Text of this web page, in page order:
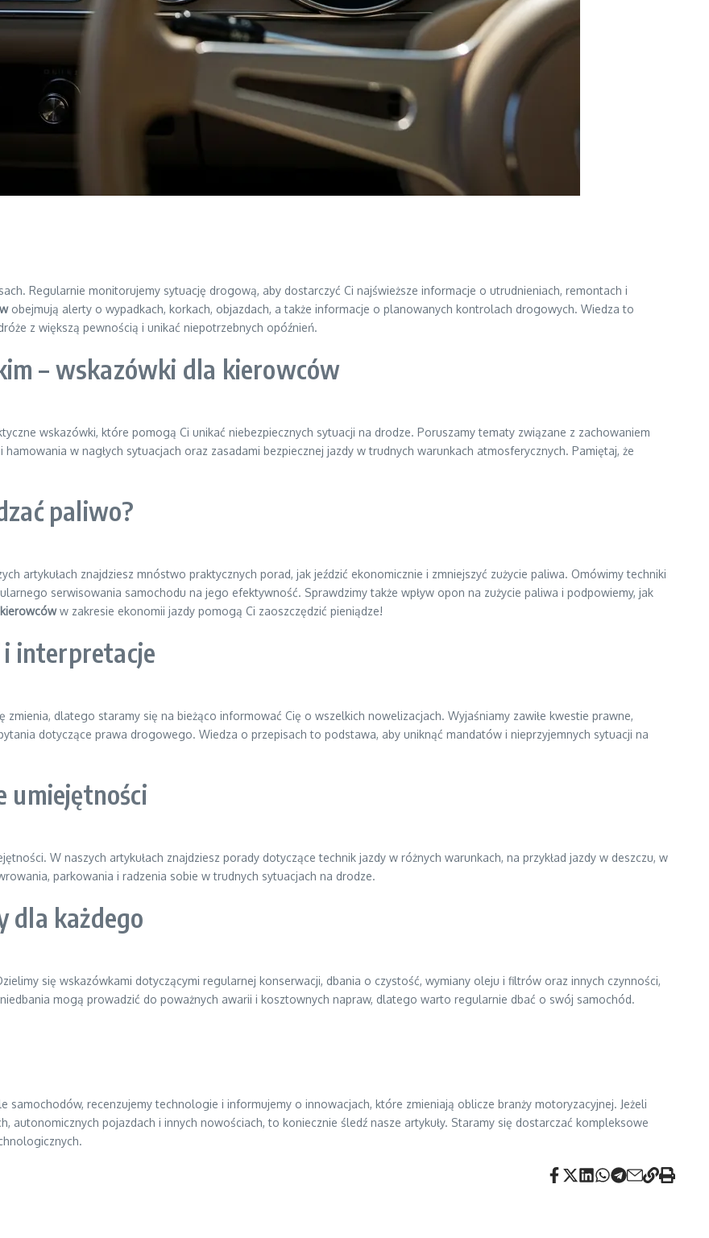
Regularnie monitorujemy sytuację drogową, aby dostarczyć Ci najświeższe informacje o utrudnieniach, remontach i
obejmują alerty o wypadkach, korkach, objazdach, a także informacje o planowanych kontrolach drogowych. Wiedza to
z większą pewnością i unikać niepotrzebnych opóźnień.
– wskazówki dla kierowców
wskazówki, które pomogą Ci unikać niebezpiecznych sytuacji na drodze. Poruszamy tematy związane z zachowaniem
w nagłych sytuacjach oraz zasadami bezpiecznej jazdy w trudnych warunkach atmosferycznych. Pamiętaj, że
paliwo?
artykułach znajdziesz mnóstwo praktycznych porad, jak jeździć ekonomicznie i zmniejszyć zużycie paliwa. Omówimy techniki
serwisowania samochodu na jego efektywność. Sprawdzimy także wpływ opon na zużycie paliwa i podpowiemy, jak
w zakresie ekonomii jazdy pomogą Ci zaoszczędzić pieniądze!
interpretacje
dlatego staramy się na bieżąco informować Cię o wszelkich nowelizacjach. Wyjaśniamy zawiłe kwestie prawne,
dotyczące prawa drogowego. Wiedza o przepisach to podstawa, aby uniknąć mandatów i nieprzyjemnych sytuacji na
umiejętności
W naszych artykułach znajdziesz porady dotyczące technik jazdy w różnych warunkach, na przykład jazdy w deszczu, w
parkowania i radzenia sobie w trudnych sytuacjach na drodze.
dla każdego
się wskazówkami dotyczącymi regularnej konserwacji, dbania o czystość, wymiany oleju i filtrów oraz innych czynności,
mogą prowadzić do poważnych awarii i kosztownych napraw, dlatego warto regularnie dbać o swój samochód.
recenzujemy technologie i informujemy o innowacjach, które zmieniają oblicze branży motoryzacyjnej. Jeżeli
autonomicznych pojazdach i innych nowościach, to koniecznie śledź nasze artykuły. Staramy się dostarczać kompleksowe